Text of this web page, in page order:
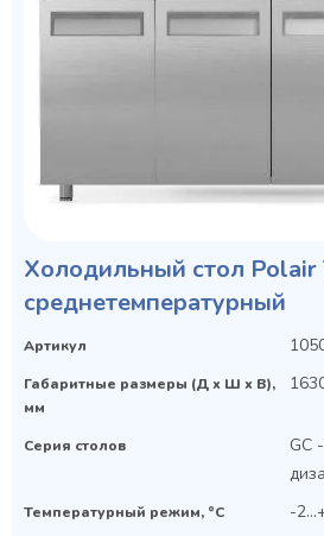
Холодильный стол Polair
среднетемпературный
Артикул
Габаритные размеры (Д х Ш х В),
мм
Серия столов
GC
Температурный режим, °C -
Privacy notice